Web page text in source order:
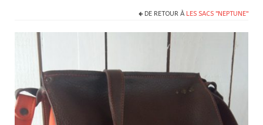
Collection
Commandes particulières
E-Boutique
Pour acheter
DE RETOUR À LES SACS "NEPTUNE"